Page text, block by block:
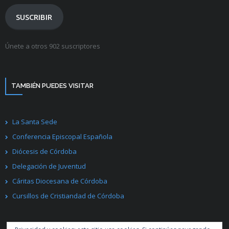
electrónico
SUSCRIBIR
Únete a otros 902 suscriptores
TAMBIÉN PUEDES VISITAR
La Santa Sede
Conferencia Episcopal Española
Diócesis de Córdoba
Delegación de Juventud
Cáritas Diocesana de Córdoba
Cursillos de Cristiandad de Córdoba